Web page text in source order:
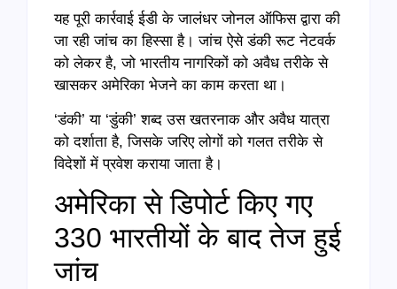
यह पूरी कार्रवाई ईडी के जालंधर जोनल ऑफिस द्वारा की
जा रही जांच का हिस्सा है। जांच ऐसे डंकी रूट नेटवर्क
को लेकर है, जो भारतीय नागरिकों को अवैध तरीके से
खासकर अमेरिका भेजने का काम करता था।
‘डंकी’ या ‘डुंकी’ शब्द उस खतरनाक और अवैध यात्रा
को दर्शाता है, जिसके जरिए लोगों को गलत तरीके से
विदेशों में प्रवेश कराया जाता है।
अमेरिका से डिपोर्ट किए गए
330 भारतीयों के बाद तेज हुई
जांच